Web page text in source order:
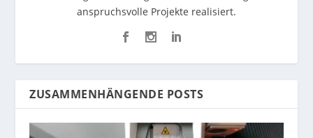
anspruchsvolle Projekte realisiert.
ZUSAMMENHÄNGENDE POSTS